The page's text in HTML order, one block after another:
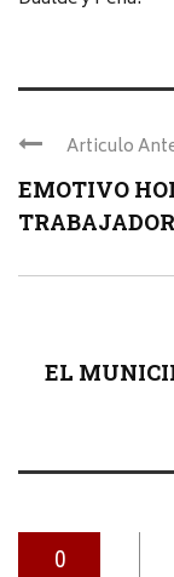
Articulo
EMOTIVO
EL
0